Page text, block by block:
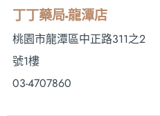
丁丁藥局-龍潭店
桃園市龍潭區中正路311之2
號1樓
03-4707860